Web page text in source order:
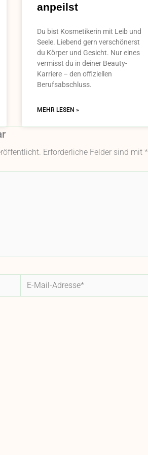
anpeilst
Du bist Kosmetikerin mit Leib und
Seele. Liebend gern verschönerst
du Körper und Gesicht. Nur eines
vermisst du in deiner Beauty-
Karriere – den offiziellen
Berufsabschluss.
MEHR LESEN »
Erforderliche Felder sind mit *